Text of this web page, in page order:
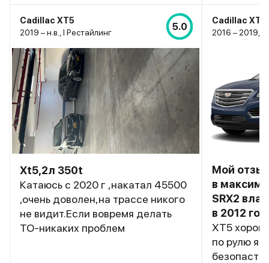
Cadillac XT5
2019 – н.в., I Рестайлинг
5.0
Xt5,2л 350t
Катаюсь с 2020 г ,накатал 45500
,очень доволен,на трассе никого
не видит.Если вовремя делать
ТО-никаких проблем
Cadillac XT5
2016 – 2019, I
Мой
в
SRX2
в 2012
ХТ5
по рулю я